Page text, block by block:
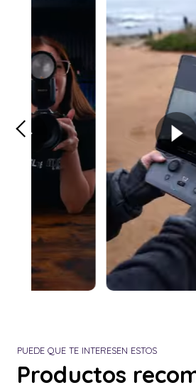
PUEDE QUE TE INTERESEN ESTOS
Productos